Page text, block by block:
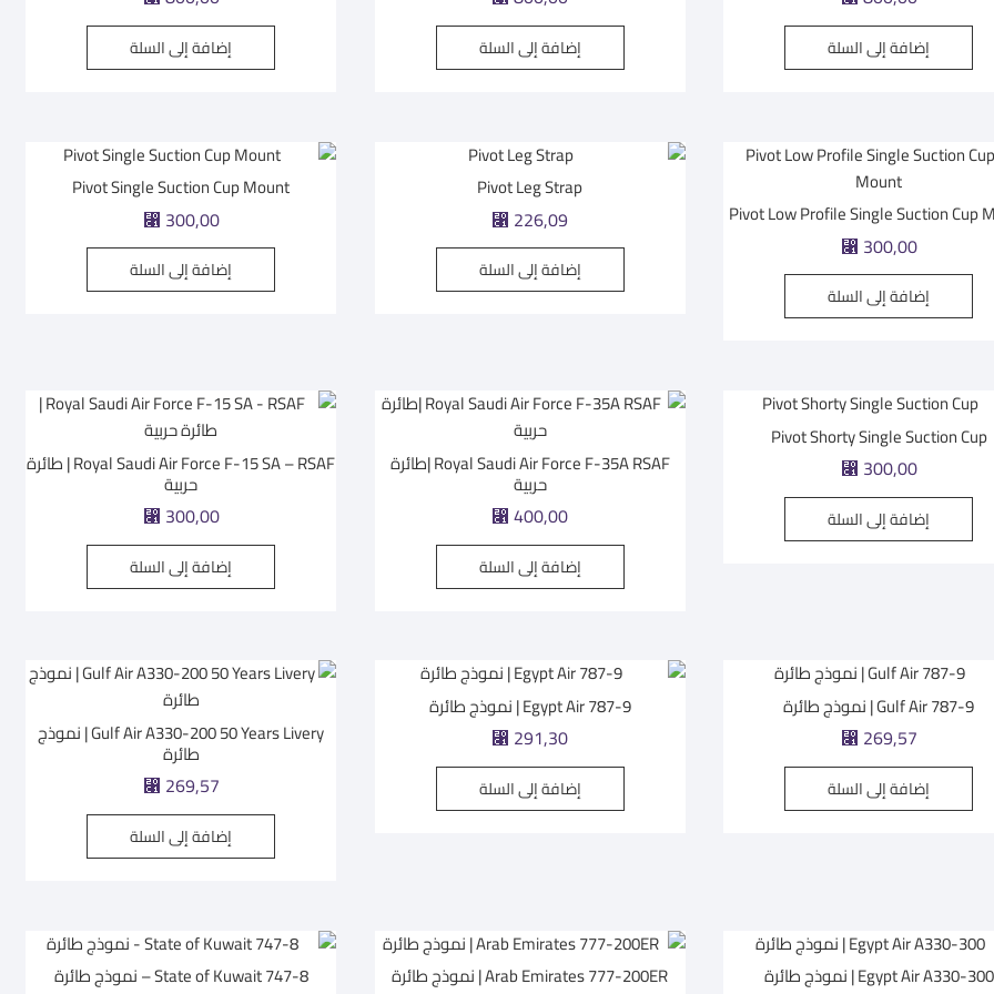
إضافة إلى السلة إضافة إلى السلة إضافة إلى السلة
Pivot Low Profile Single Suction Cup
⃁ 300,00
إضافة إلى السلة
Pivot Leg Strap
⃁ 226,09
إضافة إلى السلة
Pivot Single Suction Cup Mount
⃁ 300,00
إضافة إلى السلة
Pivot Shorty Single Suction Cup
⃁ 300,00
إضافة إلى السلة
Royal Saudi Air Force F-35A RSAF |طائرة
حربية
⃁400,00
إضافة إلى السلة
Royal Saudi Air Force F-15 SA – RSAF | طائرة
حربية
⃁ 300,00
إضافة إلى السلة
Gulf Air 787-9 | نموذج طائرة
⃁ 269,57
إضافة إلى السلة
Egypt Air 787-9 | نموذج طائرة
⃁ 291,30
إضافة إلى السلة
Gulf Air A330-200 50 Years Livery | نموذج
طائرة
⃁ 269,57
إضافة إلى السلة
Egypt Air A330-300 | نموذج طائرة Arab Emirates 777-200ER | نموذج طائرة State of Kuwait 747-8 – نموذج طائرة